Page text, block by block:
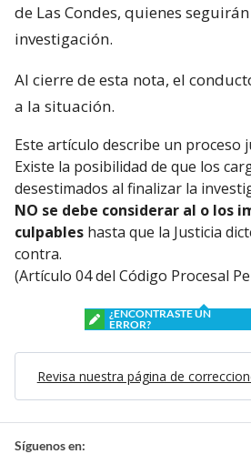
de Las Condes, quienes
investigación.
Al cierre de esta nota, el
a la situación.
Este artículo describe un proceso
Existe la posibilidad de que los
desestimados al finalizar la
NO se debe considerar al o los
culpables hasta que la Justicia
contra.
(Artículo 04 del Código Procesal
¿ENCONTRASTE UN
ERROR?
Revisa nuestra página de
Síguenos en: